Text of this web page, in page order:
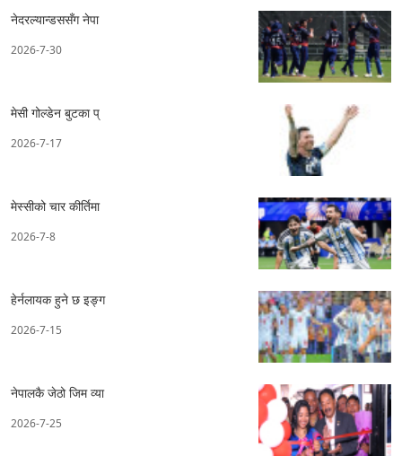
नेदरल्यान्डससँग नेपा
2026-7-30
मेसी गोल्डेन बुटका प्
2026-7-17
मेस्सीको चार कीर्तिमा
2026-7-8
हेर्नलायक हुने छ इङ्ग
2026-7-15
नेपालकै जेठो जिम व्या
2026-7-25